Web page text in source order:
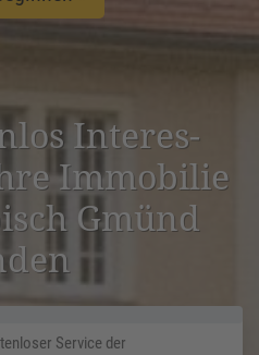
Inter­es­
Immobilie
Gmünd
Service der